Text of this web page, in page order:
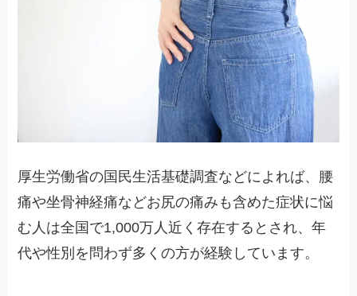
厚生労働省の国民生活基礎調査などによれば、腰
痛や坐骨神経痛などお尻の痛みも含めた症状に悩
む人は全国で1,000万人近く存在するとされ、年
代や性別を問わず多くの方が経験しています。